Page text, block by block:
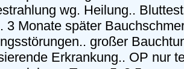
wg. Heilung..
3 Monate später
großer
Erkrankung.. OP nur